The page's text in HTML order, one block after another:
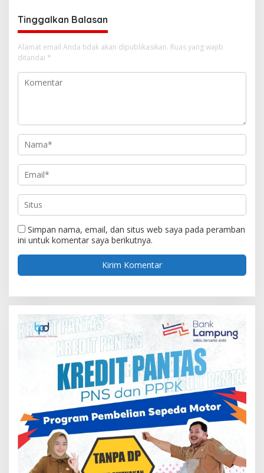
Tinggalkan Balasan
Alamat email Anda tidak akan dipublikasikan. Ruas yang wajib
ditandai *
Simpan nama, email, dan situs web saya pada peramban
ini untuk komentar saya berikutnya.